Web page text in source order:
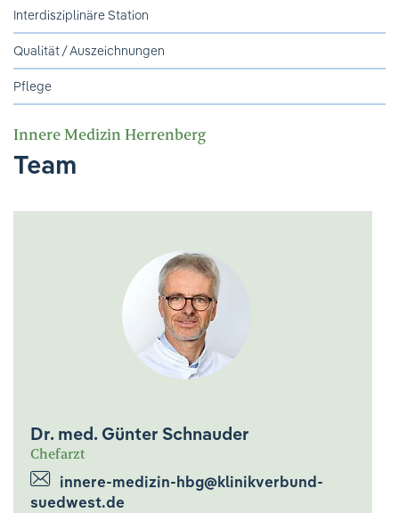
Standorte & Kontakt
Interdisziplinäre Station
Qualität / Auszeichnungen
Pflege
Innere Medizin Herrenberg
Team
Dr. med. Günter Schnauder
Chefarzt
innere-medizin-hbg@klinikverbund-
suedwest.de